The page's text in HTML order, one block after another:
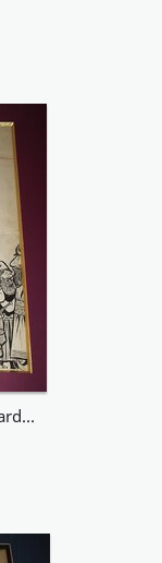
Timour n° 2, « La Colonne ardente », publicité de fin d'album, 1956.